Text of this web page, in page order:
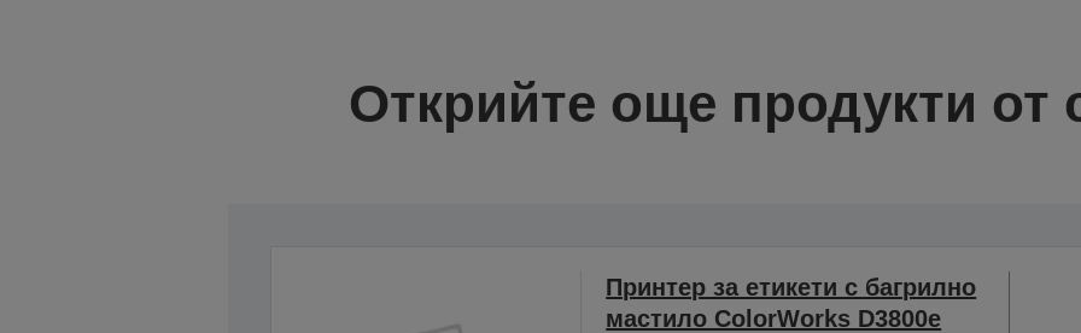
Открийте още продукти от
Принтер за етикети с багрилно
мастило ColorWorks D3800e